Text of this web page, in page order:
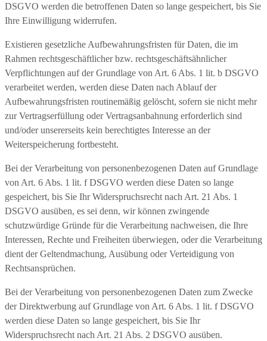
DSGVO werden die betroffenen Daten so lange gespeichert, bis Sie
Ihre Einwilligung widerrufen.
Existieren gesetzliche Aufbewahrungsfristen für Daten, die im
Rahmen rechtsgeschäftlicher bzw. rechtsgeschäftsähnlicher
Verpflichtungen auf der Grundlage von Art. 6 Abs. 1 lit. b DSGVO
verarbeitet werden, werden diese Daten nach Ablauf der
Aufbewahrungsfristen routinemäßig gelöscht, sofern sie nicht mehr
zur Vertragserfüllung oder Vertragsanbahnung erforderlich sind
und/oder unsererseits kein berechtigtes Interesse an der
Weiterspeicherung fortbesteht.
Bei der Verarbeitung von personenbezogenen Daten auf Grundlage
von Art. 6 Abs. 1 lit. f DSGVO werden diese Daten so lange
gespeichert, bis Sie Ihr Widerspruchsrecht nach Art. 21 Abs. 1
DSGVO ausüben, es sei denn, wir können zwingende
schutzwürdige Gründe für die Verarbeitung nachweisen, die Ihre
Interessen, Rechte und Freiheiten überwiegen, oder die Verarbeitung
dient der Geltendmachung, Ausübung oder Verteidigung von
Rechtsansprüchen.
Bei der Verarbeitung von personenbezogenen Daten zum Zwecke
der Direktwerbung auf Grundlage von Art. 6 Abs. 1 lit. f DSGVO
werden diese Daten so lange gespeichert, bis Sie Ihr
Widerspruchsrecht nach Art. 21 Abs. 2 DSGVO ausüben.